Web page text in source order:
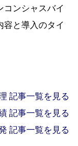
コンシャスバイ
容と導入のタイ
記事一覧を見る
記事一覧を見る
記事一覧を見る